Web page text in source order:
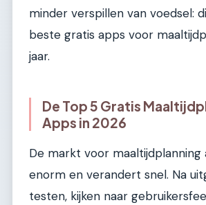
minder verspillen van voedsel:
beste gratis apps voor
jaar.
De Top 5 Gratis
Apps in 2026
De markt voor maaltijdplanning
enorm en verandert snel. Na
testen, kijken naar